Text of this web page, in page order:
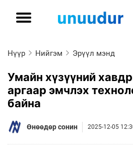
Нүүр Нийгэм Эрүүл мэнд
Умайн хүзүүний
аргаар эмчлэх
байна
Өнөөдөр сонин 2025-12-05